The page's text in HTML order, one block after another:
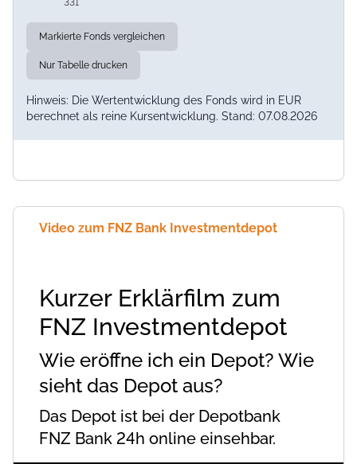
331
Markierte Fonds vergleichen
Nur Tabelle drucken
Hinweis: Die Wertentwicklung des Fonds wird in EUR
berechnet als reine Kursentwicklung. Stand: 07.08.2026
Video zum FNZ Bank Investmentdepot
Kurzer Erklärfilm zum
FNZ Investmentdepot
Wie eröffne ich ein Depot? Wie
sieht das Depot aus?
Das Depot ist bei der Depotbank
FNZ Bank 24h online einsehbar.